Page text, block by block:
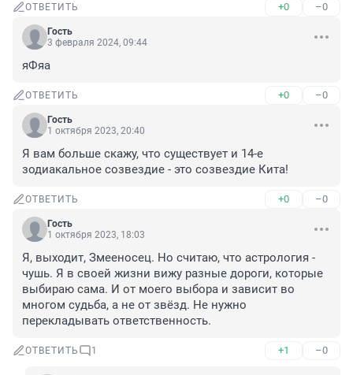
ОТВЕТИТЬ +0 –0
Гость
3 февраля 2024, 09:44
яФяа
ОТВЕТИТЬ +0 –0
Гость
1 октября 2023, 20:40
Я вам больше скажу, что существует и 14-е
зодиакальное созвездие - это созвездие Кита!
ОТВЕТИТЬ +0 –0
Гость
1 октября 2023, 18:03
Я, выходит, Змееносец. Но считаю, что астрология -
чушь. Я в своей жизни вижу разные дороги, которые
выбираю сама. И от моего выбора и зависит во
многом судьба, а не от звёзд. Не нужно
перекладывать ответственность.
ОТВЕТИТЬ 1 +1 –0